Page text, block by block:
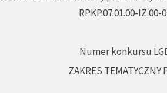
RPKP.07.01.00-IZ.00-
Numer konkursu
ZAKRES TEMATYCZNY